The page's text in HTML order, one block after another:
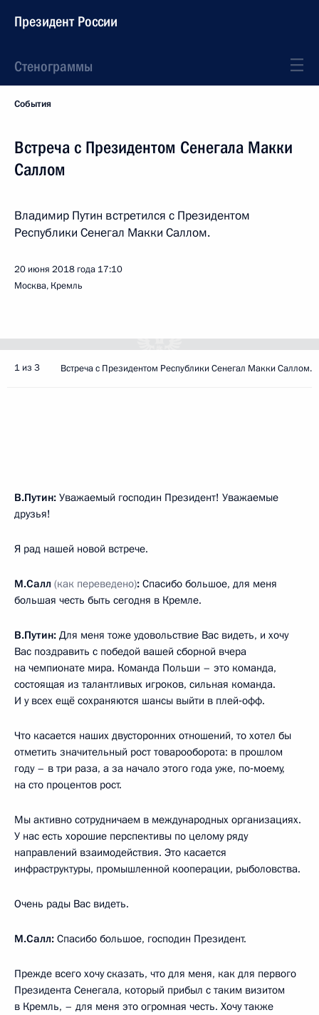
Президент России
Стенограммы
События
Встреча с Президентом Сенегала Макки
Саллом
Владимир Путин встретился с Президентом
Республики Сенегал Макки Саллом.
20 июня 2018 года 17:10
Москва, Кремль
1 из 3 Встреча с Президентом Республики Сенегал Макки Саллом.
В.Путин: Уважаемый господин Президент! Уважаемые
друзья!
Я рад нашей новой встрече.
М.Салл (как переведено): Спасибо большое, для меня
большая честь быть сегодня в Кремле.
В.Путин: Для меня тоже удовольствие Вас видеть, и хочу
Вас поздравить с победой вашей сборной вчера
на чемпионате мира. Команда Польши – это команда,
состоящая из талантливых игроков, сильная команда.
И у всех ещё сохраняются шансы выйти в плей‑офф.
Что касается наших двусторонних отношений, то хотел бы
отметить значительный рост товарооборота: в прошлом
году – в три раза, а за начало этого года уже, по‑моему,
на сто процентов рост.
Мы активно сотрудничаем в международных организациях.
У нас есть хорошие перспективы по целому ряду
направлений взаимодействия. Это касается
инфраструктуры, промышленной кооперации, рыболовства.
Очень рады Вас видеть.
М.Салл: Спасибо большое, господин Президент.
Прежде всего хочу сказать, что для меня, как для первого
Президента Сенегала, который прибыл с таким визитом
в Кремль, – для меня это огромная честь. Хочу также